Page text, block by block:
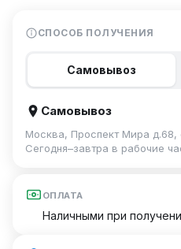
СПОСОБ ПОЛУЧЕНИЯ
Самовывоз
Самовывоз
Москва, Проспект Мира д.68,
Сегодня–завтра в рабочие
ОПЛАТА
Наличными при